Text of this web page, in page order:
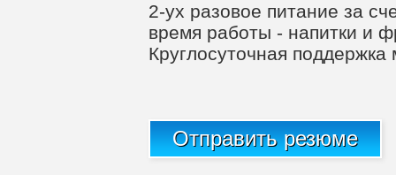
2-ух разовое питание за
время работы - напитки и
Круглосуточная
Отправить резюме